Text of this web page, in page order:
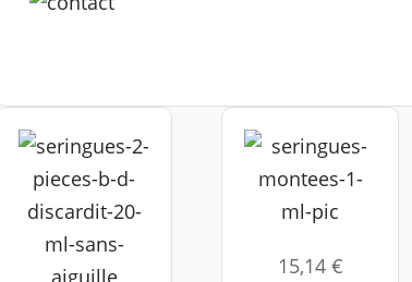
15,14 €